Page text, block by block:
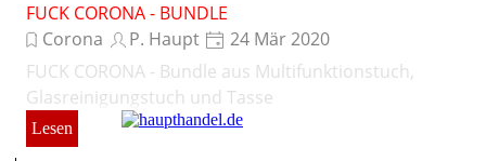
FUCK CORONA - BUNDLE
Corona
P. Haupt
24 Mär 2020
FUCK CORONA - Bundle aus Multifunktionstuch,
Glasreinigungstuch und Tasse
Lesen